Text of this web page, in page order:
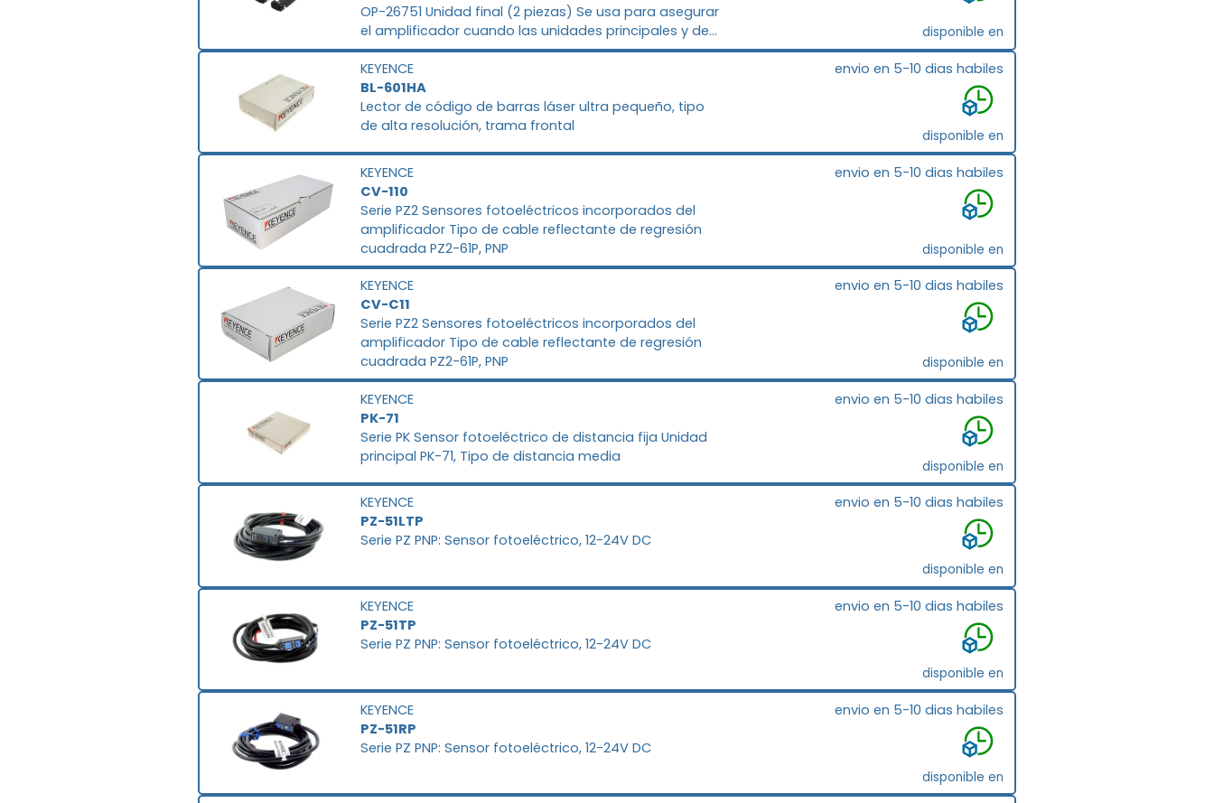
OP-26751 Unidad final (2 piezas) Se usa para asegurar
el amplificador cuando las unidades principales y de
expansión se configuran adicionalmente. Para carril
DIN
disponible en
KEYENCE
BL-601HA
Lector de código de barras láser ultra pequeño, tipo
de alta resolución, trama frontal
envio en 5-10 dias habiles
disponible en
KEYENCE
CV-110
Serie PZ2 Sensores fotoeléctricos incorporados del
amplificador Tipo de cable reflectante de regresión
cuadrada PZ2-61P, PNP
envio en 5-10 dias habiles
disponible en
KEYENCE
CV-C11
Serie PZ2 Sensores fotoeléctricos incorporados del
amplificador Tipo de cable reflectante de regresión
cuadrada PZ2-61P, PNP
envio en 5-10 dias habiles
disponible en
KEYENCE
PK-71
Serie PK Sensor fotoeléctrico de distancia fija Unidad
principal PK-71, Tipo de distancia media
envio en 5-10 dias habiles
disponible en
KEYENCE
PZ-51LTP
Serie PZ PNP: Sensor fotoeléctrico, 12-24V DC
envio en 5-10 dias habiles
disponible en
KEYENCE
PZ-51TP
Serie PZ PNP: Sensor fotoeléctrico, 12-24V DC
envio en 5-10 dias habiles
disponible en
KEYENCE
PZ-51RP
Serie PZ PNP: Sensor fotoeléctrico, 12-24V DC
envio en 5-10 dias habiles
disponible en